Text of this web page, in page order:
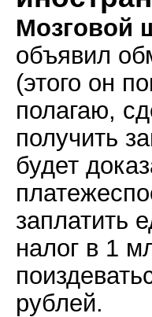
Мозговой
объявил
(этого он
полагаю,
получить
будет
заплатить
налог в 1
рублей.